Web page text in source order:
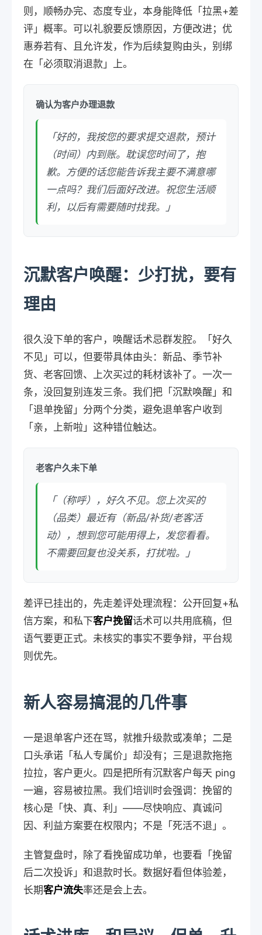
则，顺畅办完、态度专业，本身能降低「拉黑+差
评」概率。可以礼貌要反馈原因，方便改进；优
惠券若有、且允许发，作为后续复购由头，别绑
在「必须取消退款」上。
确认为客户办理退款
「好的，我按您的要求提交退款，预计
（时间）内到账。耽误您时间了，抱
歉。方便的话您能告诉我主要不满意哪
一点吗？我们后面好改进。祝您生活顺
利，以后有需要随时找我。」
沉默客户唤醒：少打扰，要有
理由
很久没下单的客户，唤醒话术忌群发腔。「好久
不见」可以，但要带具体由头：新品、季节补
货、老客回馈、上次买过的耗材该补了。一次一
条，没回复别连发三条。我们把「沉默唤醒」和
「退单挽留」分两个分类，避免退单客户收到
「亲，上新啦」这种错位触达。
老客户久未下单
「（称呼），好久不见。您上次买的
（品类）最近有（新品/补货/老客活
动），想到您可能用得上，发您看看。
不需要回复也没关系，打扰啦。」
差评已挂出的，先走差评处理流程：公开回复+私
信方案，和私下客户挽留话术可以共用底稿，但
语气要更正式。未核实的事实不要争辩，平台规
则优先。
新人容易搞混的几件事
一是退单客户还在骂，就推升级款或凑单；二是
口头承诺「私人专属价」却没有；三是退款拖拖
拉拉，客户更火。四是把所有沉默客户每天 ping
一遍，容易被拉黑。我们培训时会强调：挽留的
核心是「快、真、利」——尽快响应、真诚问
因、利益方案要在权限内；不是「死活不退」。
主管复盘时，除了看挽留成功单，也要看「挽留
后二次投诉」和退款时长。数据好看但体验差，
长期客户流失率还是会上去。